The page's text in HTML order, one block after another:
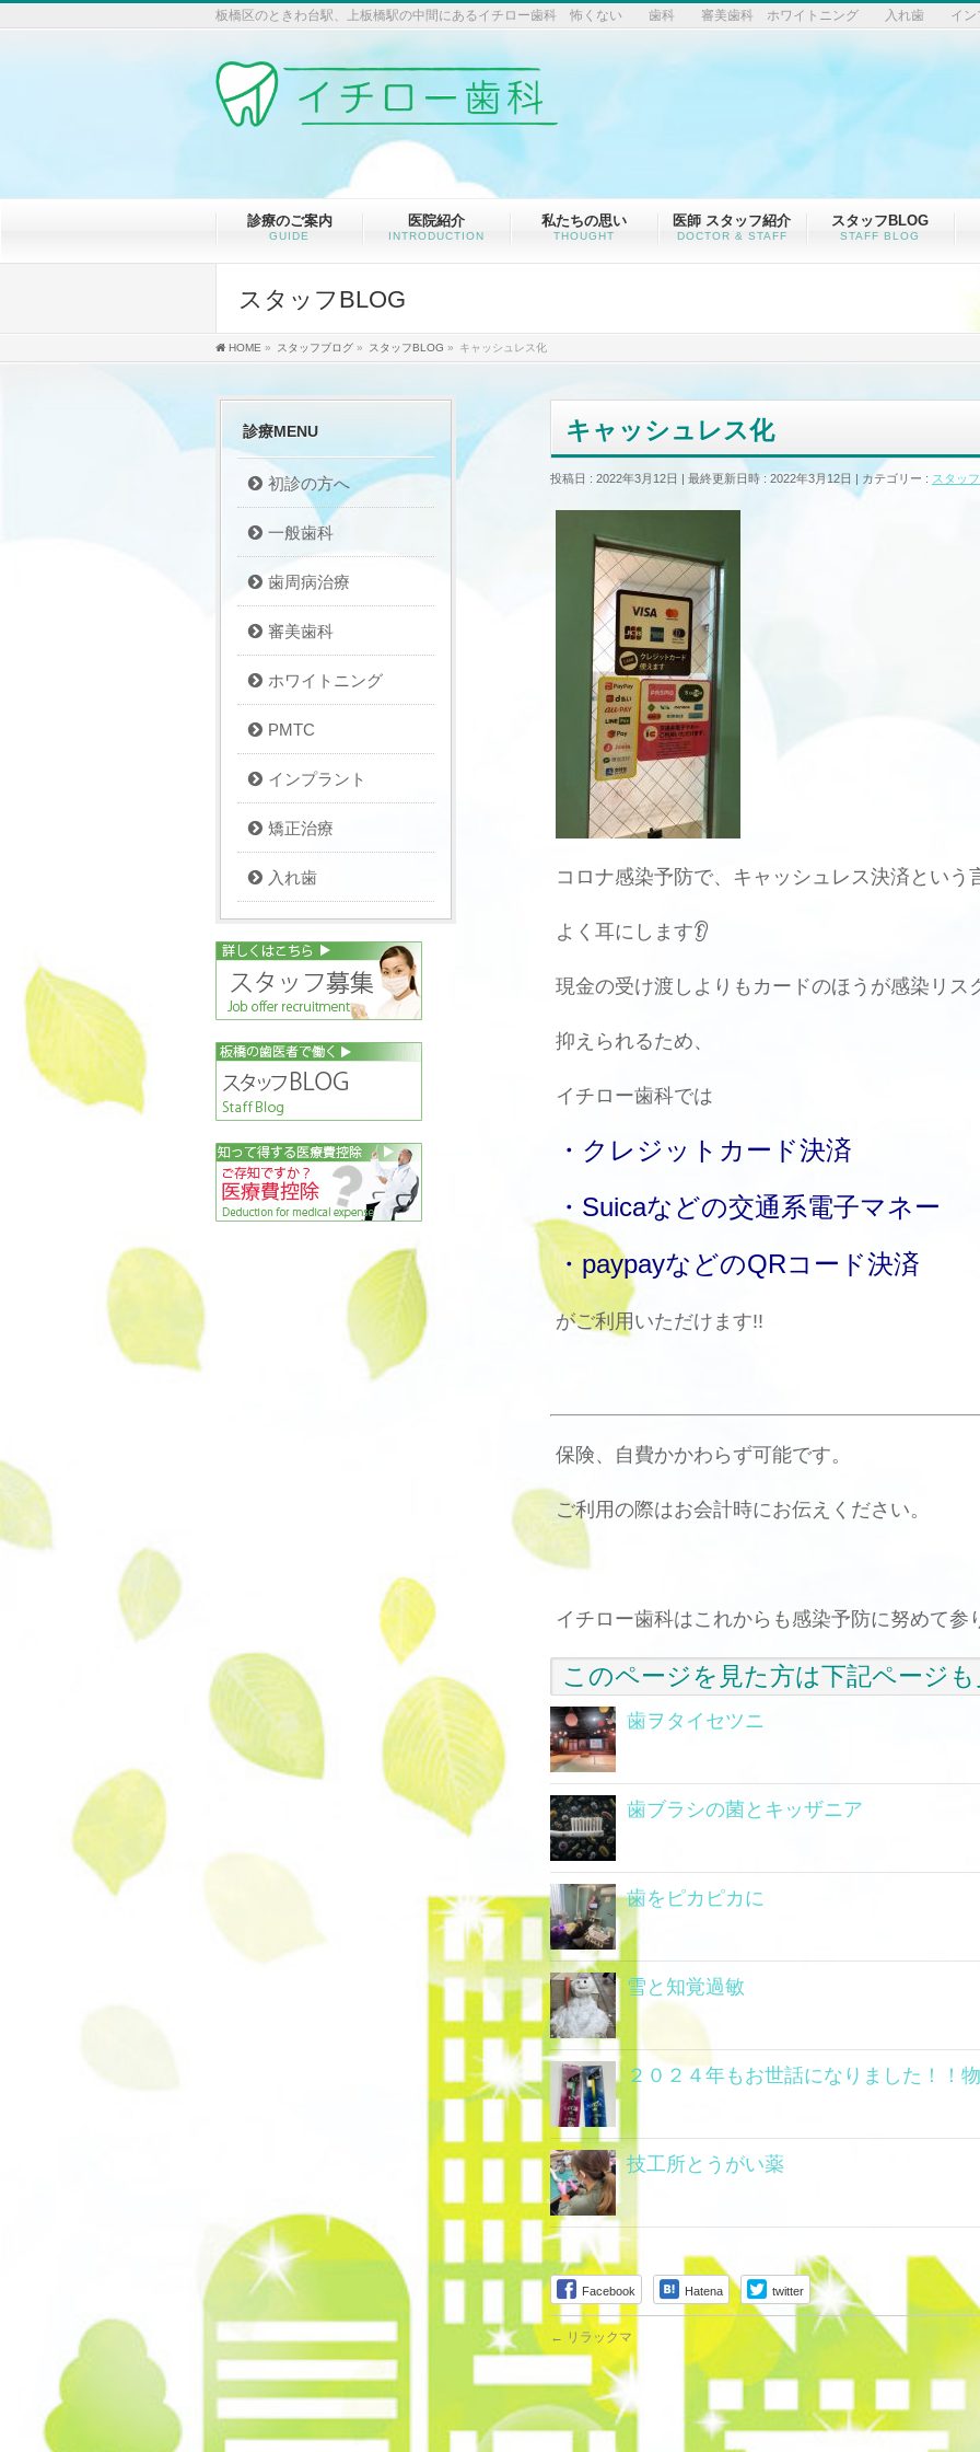
板橋区のときわ台駅、上板橋駅の中間にあるイチロー歯科 怖くない 歯科 審美歯科 ホワイトニング 入れ歯 イン
診療のご案内
GUIDE
医院紹介
INTRODUCTION
私たちの思い
THOUGHT
医師 スタッフ紹介
DOCTOR & STAFF
スタッフBLOG
STAFF BLOG
スタッフBLOG
HOME » スタッフブログ » スタッフBLOG » キャッシュレス化
キャッシュレス化
投稿日 : 2022年3月12日 最終更新日時 : 2022年3月12日 カテゴリー : スタッ
コロナ感染予防で、キャッシュレス決済という
よく耳にします👂
現金の受け渡しよりもカードのほうが感染リス
抑えられるため、
イチロー歯科では
・クレジットカード決済
・Suicaなどの交通系電子マネー
・paypayなどのQRコード決済
がご利用いただけます!!
保険、自費かかわらず可能です。
ご利用の際はお会計時にお伝えください。
イチロー歯科はこれからも感染予防に努めて参
このページを見た方は下記ページ
歯ヲタイセツニ
歯ブラシの菌とキッザニア
歯をピカピカに
雪と知覚過敏
２０２４年もお世話になりました！！
技工所とうがい薬
Facebook Hatena twitter
← リラックマ
診療MENU
初診の方へ
一般歯科
歯周病治療
審美歯科
ホワイトニング
PMTC
インプラント
矯正治療
入れ歯